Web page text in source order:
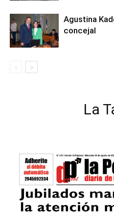
Agustina
concejal
La